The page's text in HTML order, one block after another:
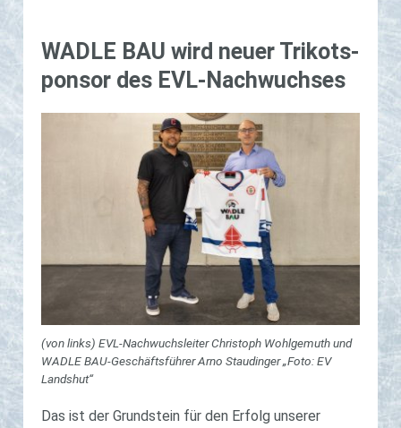
WADLE BAU wird neuer Tri­kots­
pon­sor des EVL-Nach­wuch­ses
(von links) EVL-Nachwuchsleiter Christoph Wohlgemuth und
WADLE BAU-Geschäftsführer Arno Staudinger „Foto: EV
Landshut“
Das ist der Grundstein für den Erfolg unserer